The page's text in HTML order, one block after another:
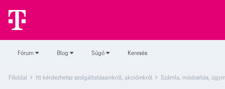
Fórum Blog Súgó Keresés
Főoldal Itt kérdezhetsz szolgáltatásainkról, akcióinkról Számla, módosítás,